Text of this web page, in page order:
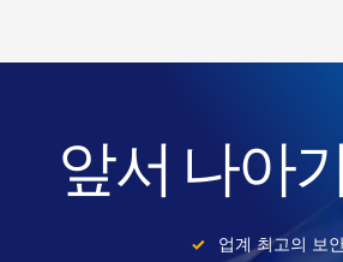
앞서 나아
업계 최고의 보